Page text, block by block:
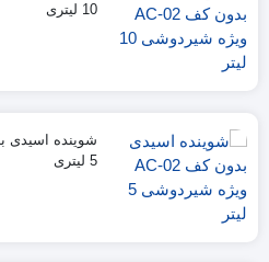
10 لیتری
5 لیتری